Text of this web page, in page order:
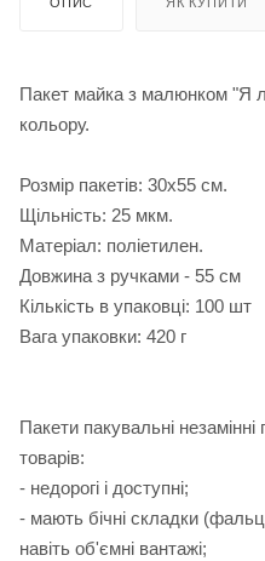
Пакет майка з малюнком "Я
кольору.
Розмір пакетів: 30х55 см.
Щільність: 25 мкм.
Матеріал: поліетилен.
Довжина з ручками - 55 см
Кількість в упаковці: 100 шт
Вага упаковки: 420 г
Пакети пакувальні
товарів:
- недорогі і доступні;
- мають бічні складки
навіть об'ємні вантажі;